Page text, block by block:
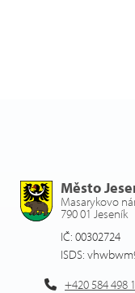
Město
Masarykovo
790 01 Jeseník
IČ: 00302724
ISDS:
+420 584 498